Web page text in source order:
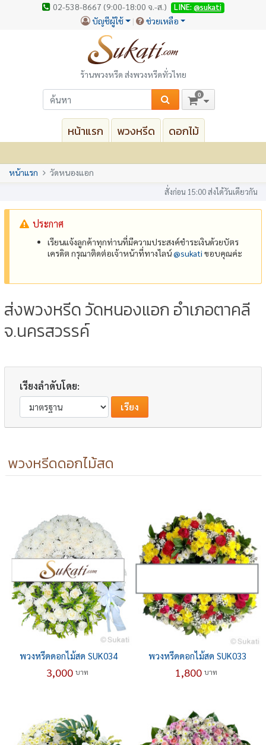
02-538-8667 (9:00-18:00 จ.-ส.) LINE: @sukati
บัญชีผู้ใช้ ช่วยเหลือ
ร้านพวงหรีด ส่งพวงหรีดทั่วไทย
0
หน้าแรก พวงหรีด ดอกไม้
หน้าแรก วัดหนองแอก
สั่งก่อน 15:00 ส่งได้วันเดียวกัน
ประกาศ
เรียนแจ้งลูกค้าทุกท่านที่มีความประสงค์ชำระเงินด้วยบัตร
เครดิต กรุณาติดต่อเจ้าหน้าที่ทางไลน์@‌sukati ขอบคุณค่ะ
ส่งพวงหรีด วัดหนองแอก อำเภอตาคลี
จ.นครสวรรค์
เรียงลำดับโดย:
พวงหรีดดอกไม้สด
พวงหรีดดอกไม้สด SUK034
3,000 บาท
พวงหรีดดอกไม้สด SUK033
1,800 บาท